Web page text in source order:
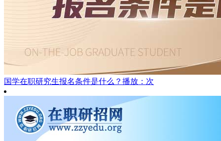
国学在职研究生报名条件是什么？ 播放：次